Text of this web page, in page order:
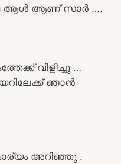
ആൾ ആണ് സാർ ….
വിളിച്ചു …
ഞാൻ
അറിഞ്ഞു .